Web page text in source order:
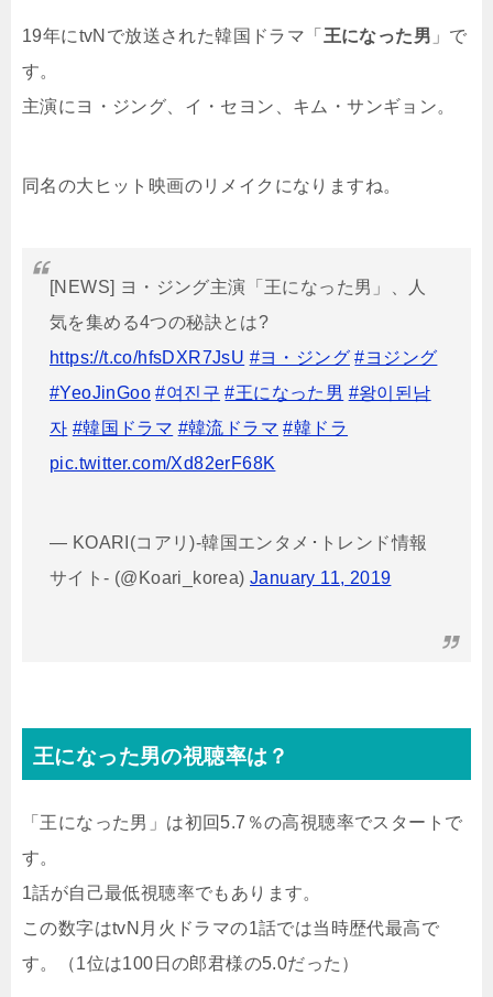
19年にtvNで放送された韓国ドラマ「 王になった男 」で
す。
主演にヨ・ジング、イ・セヨン、キム・サンギョン。
同名の大ヒット映画のリメイクになりますね。
[NEWS] ヨ・ジング主演「王になった男」、人
気を集める4つの秘訣とは?
https://t.co/hfsDXR7JsU #ヨ・ジング #ヨジング
#YeoJinGoo #여진구 #王になった男 #왕이된남
자 #韓国ドラマ #韓流ドラマ #韓ドラ
pic.twitter.com/Xd82erF68K
— KOARI(コアリ)-韓国エンタメ･トレンド情報
サイト- (@Koari_korea)January 11, 2019
王になった男の視聴率は？
「王になった男」は初回5.7％の高視聴率でスタートで
す。
1話が自己最低視聴率でもあります。
この数字はtvN月火ドラマの1話では当時歴代最高で
す。（1位は100日の郎君様の5.0だった）